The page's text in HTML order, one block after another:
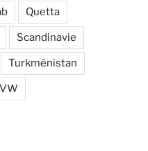
Quetta
Scandinavie
Turkménistan
VW